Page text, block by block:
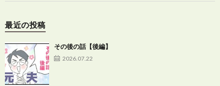
最近の投稿
その後の話【後編】
2026.07.22